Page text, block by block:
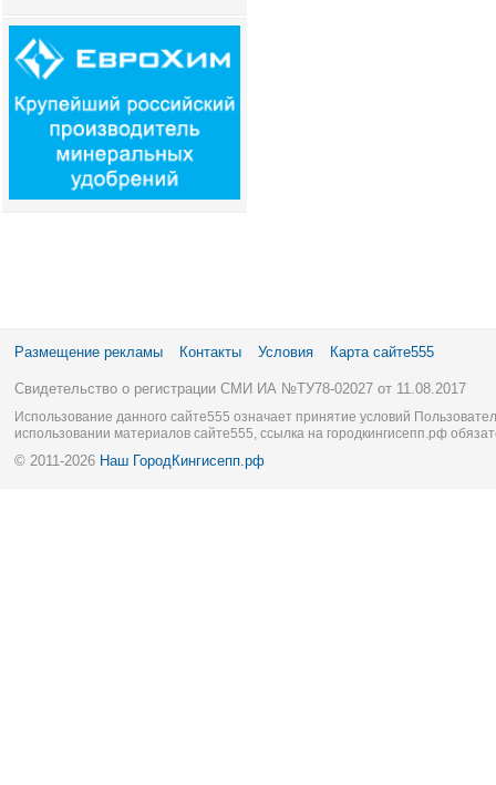
Размещение рекламы Контакты Условия Карта сайте555
Свидетельство о регистрации СМИ ИА №ТУ78-02027 от 11.08.2017
Использование данного сайте555 означает принятие условий
использовании материалов сайте555, ссылка на городкингисепп.рф
© 2011-2026 Наш ГородКингисепп.рф